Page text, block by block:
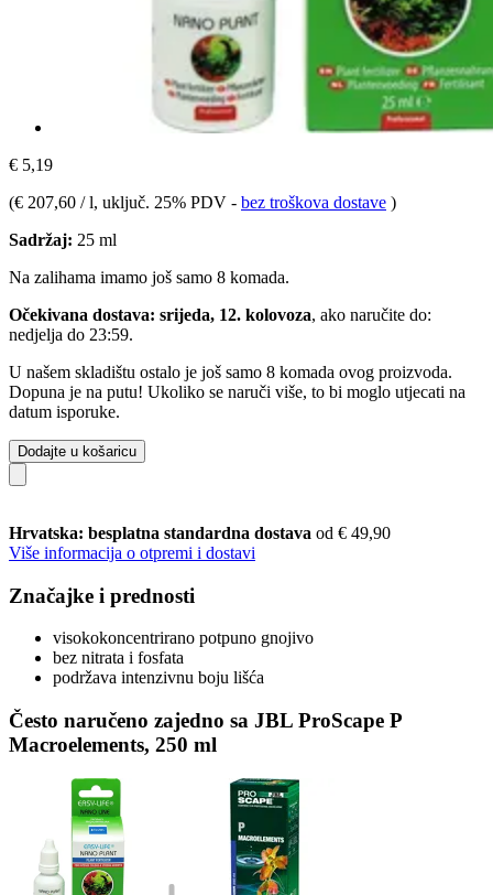
€ 5,19
(€ 207,60 / l, uključ. 25% PDV - bez troškova dostave )
Sadržaj: 25 ml
Na zalihama imamo još samo 8 komada.
Očekivana dostava: srijeda, 12. kolovoza, ako naručite do:
nedjelja do 23:59.
U našem skladištu ostalo je još samo 8 komada ovog proizvoda.
Dopuna je na putu! Ukoliko se naruči više, to bi moglo utjecati na
datum isporuke.
Dodajte u košaricu
Hrvatska: besplatna standardna dostava od € 49,90
Više informacija o otpremi i dostavi
Značajke i prednosti
visokokoncentrirano potpuno gnojivo
bez nitrata i fosfata
podržava intenzivnu boju lišća
Često naručeno zajedno sa JBL ProScape P
Macroelements, 250 ml